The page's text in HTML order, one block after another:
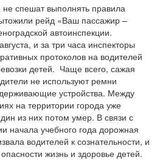
не спешат выполнять правила
рейд «Ваш пассажир –
автоинспекции.
и за три часа инспекторы
протоколов на водителей
детей. Чаще всего, сажая
не используют ремни
устройства. Между
на территории города уже
из них потом умер. В связи с
начала учебного года дорожная
водителей к сознательности, и
жизнь и здоровье детей.